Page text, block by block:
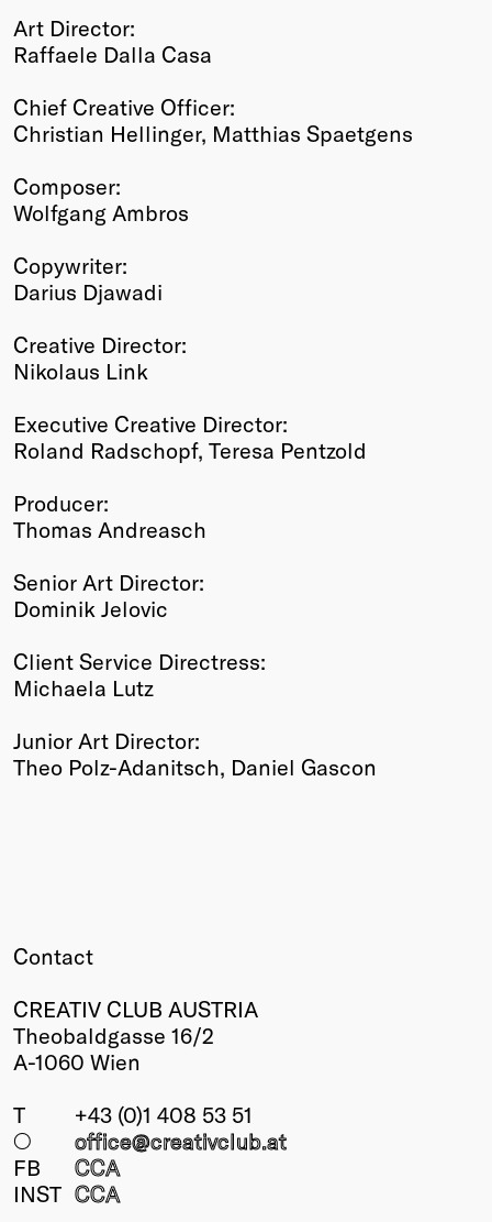
Art Director:
Raffaele Dalla Casa
Chief Creative Officer:
Christian Hellinger, Matthias Spaetgens
Composer:
Wolfgang Ambros
Copywriter:
Darius Djawadi
Creative Director:
Nikolaus Link
Executive Creative Director:
Roland Radschopf, Teresa Pentzold
Producer:
Thomas Andreasch
Senior Art Director:
Dominik Jelovic
Client Service Directress:
Michaela Lutz
Junior Art Director:
Theo Polz-Adanitsch, Daniel Gascon
Contact
CREATIV CLUB AUSTRIA
Theobaldgasse 16/2
A-1060 Wien
T
+43 (0)1 408 53 51
○
office@creativclub.at
FB
CCA
INST CCA